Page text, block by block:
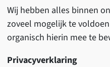
Wij hebben alles binnen
zoveel mogelijk te
organisch hierin mee te
Privacyverklaring